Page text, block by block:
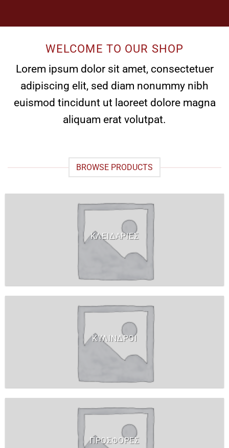
WELCOME TO OUR SHOP
Lorem ipsum dolor sit amet, consectetuer
adipiscing elit, sed diam nonummy nibh
euismod tincidunt ut laoreet dolore magna
aliquam erat volutpat.
BROWSE PRODUCTS
ΚΛΕΙΔΑΡΙΕΣ
ΚΥΛΙΝΔΡΟΙ
ΠΡΟΣΦΟΡΕΣ